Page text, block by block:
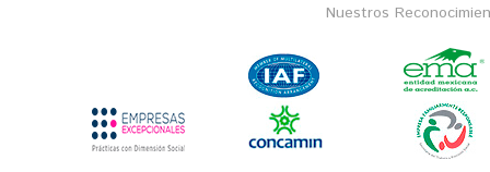
Nuestros